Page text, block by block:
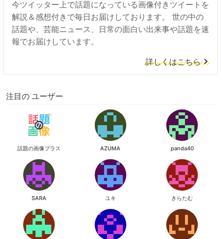
今ツイッター上で話題になっている画像付きツイートを
解説＆感想付きで毎日お届けしております。 世の中の
話題や、芸能ニュース、日常の面白い出来事や話題を速
報でお届けしています。
詳しくはこちら
注目の ユーザー
話題の画像プラス AZUMA panda40
SARA ユキ きらたむ